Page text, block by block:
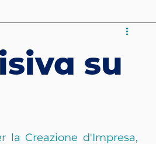
su
la Creazione d'Impresa,